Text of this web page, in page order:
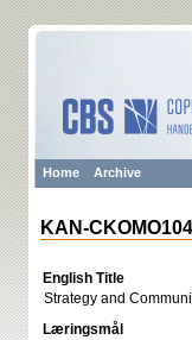
Home Archive
KAN-
English Title
Strategy and
Læringsmål